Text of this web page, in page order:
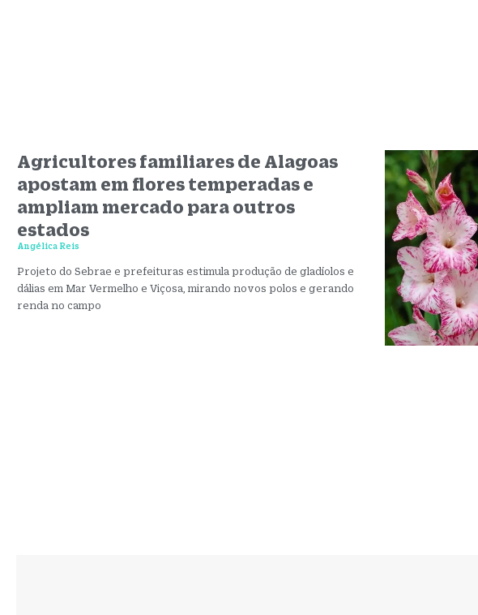
Agricultores familiares de Alagoas
apostam em flores temperadas e
ampliam mercado para outros
estados
Angélica Reis
Projeto do Sebrae e prefeituras estimula produção de gladíolos e
dálias em Mar Vermelho e Viçosa, mirando novos polos e gerando
renda no campo